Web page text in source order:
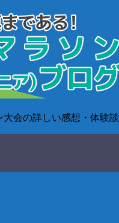
会の詳しい感想・体験談